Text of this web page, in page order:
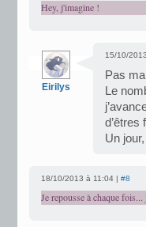
Hey, j'imagine !
Eirilys
15/10/
Pas
Le
d’êtres
Un
18/10/2013 à 11:04 | #8
Je repousse à chaque